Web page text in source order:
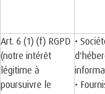
Art. 6 (1) (f) RGPD
(notre intérêt
légitime à
poursuivre le
•
•